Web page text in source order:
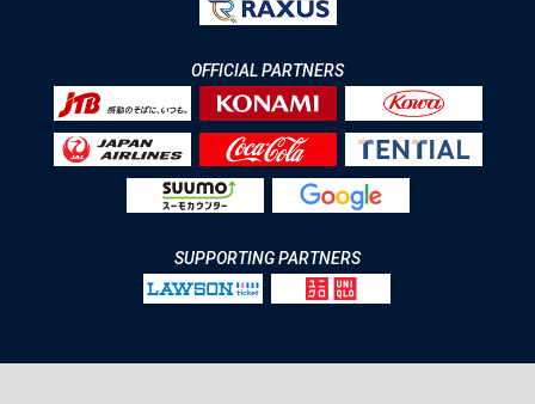
OFFICIAL PARTNERS
SUPPORTING PARTNERS